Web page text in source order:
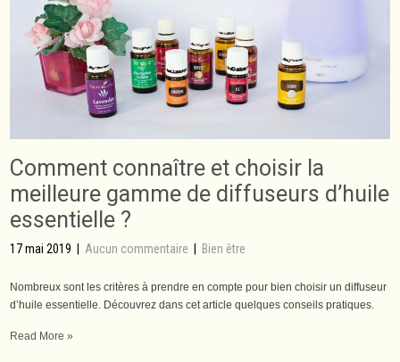
Comment connaître et choisir la
meilleure gamme de diffuseurs d’huile
essentielle ?
17 mai 2019 |Aucun commentaire Bien être
Nombreux sont les critères à prendre en compte pour bien choisir un diffuseur
d’huile essentielle. Découvrez dans cet article quelques conseils pratiques.
Read More »